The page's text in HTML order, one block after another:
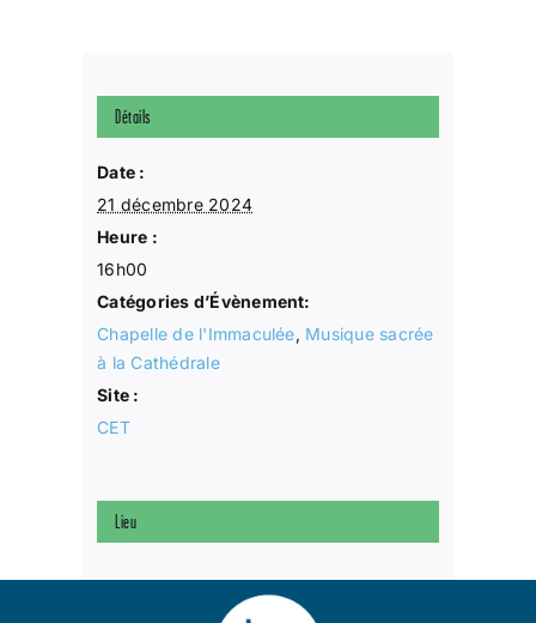
Détails
Date :
21 décembre 2024
Heure :
16h00
Catégories d’Évènement:
Chapelle de l'Immaculée, Musique sacrée
à la Cathédrale
Site :
CET
Lieu